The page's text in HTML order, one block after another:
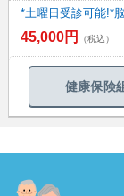
*土曜日受診可能!*
45,000円 （税込）
健康保険